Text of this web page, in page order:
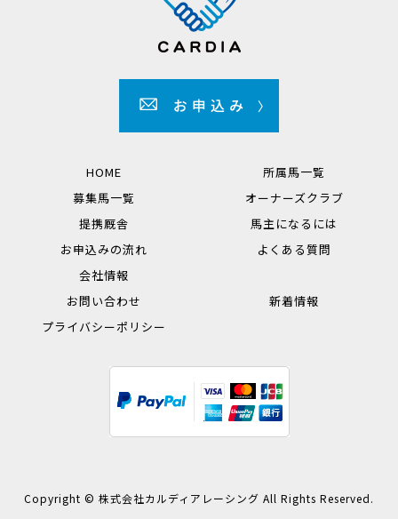
HOME
所属馬一覧
募集馬一覧
オーナーズクラブ
提携厩舎
馬主になるには
お申込みの流れ
よくある質問
会社情報
お問い合わせ
新着情報
プライバシーポリシー
Copyright © 株式会社カルディアレーシング All Rights Reserved.